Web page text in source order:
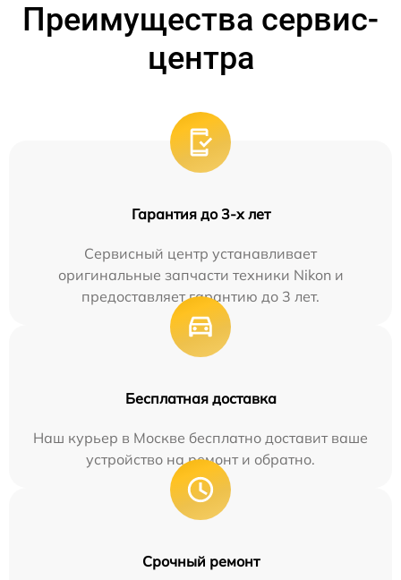
Преимущества сервис-
центра
Гарантия до 3-х лет
Сервисный центр устанавливает
оригинальные запчасти техники Nikon и
предоставляет гарантию до 3 лет.
Бесплатная доставка
Наш курьер в Москве бесплатно доставит ваше
устройство на ремонт и обратно.
Срочный ремонт